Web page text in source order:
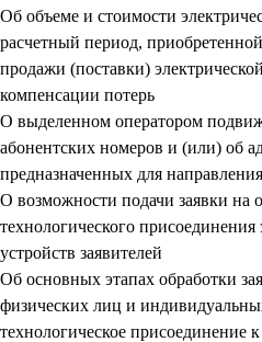
Об объеме и стоимости
расчетный период,
продажи (поставки)
компенсации потерь
О выделенном оператором
абонентских номеров и (или) об
предназначенных для
О возможности подачи заявки на
технологического
устройств заявителей
Об основных этапах обработки
физических лиц и
технологическое присоединение